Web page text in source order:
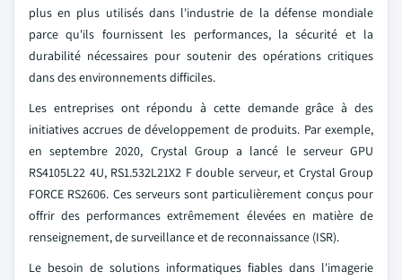
plus en plus utilisés dans l'industrie de la défense mondiale
parce qu'ils fournissent les performances, la sécurité et la
durabilité nécessaires pour soutenir des opérations critiques
dans des environnements difficiles.
Les entreprises ont répondu à cette demande grâce à des
initiatives accrues de développement de produits. Par exemple,
en septembre 2020, Crystal Group a lancé le serveur GPU
RS4105L22 4U, RS1.532L21X2 F double serveur, et Crystal Group
FORCE RS2606. Ces serveurs sont particulièrement conçus pour
offrir des performances extrêmement élevées en matière de
renseignement, de surveillance et de reconnaissance (ISR).
Le besoin de solutions informatiques fiables dans l'imagerie